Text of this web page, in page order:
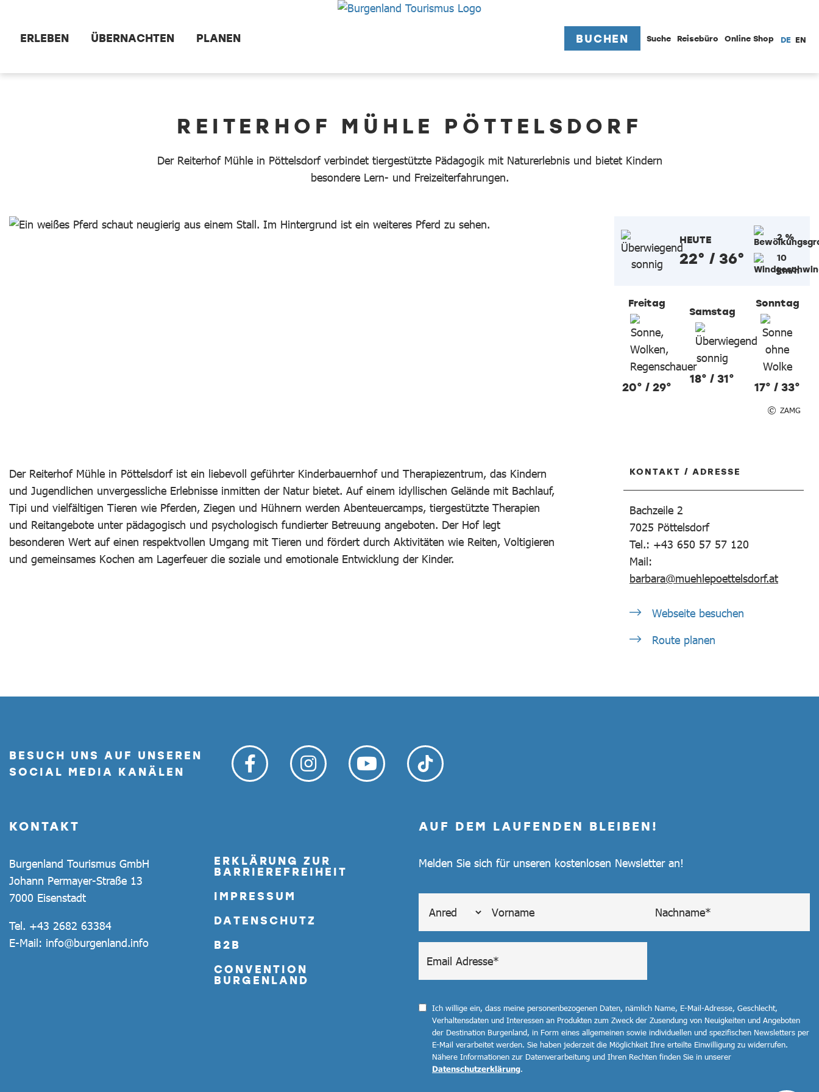
ERLEBEN ÜBERNACHTEN PLANEN BUCHEN Suche Reisebüro Online Shop DE EN
REITERHOF MÜHLE PÖTTELSDORF
Der Reiterhof Mühle in Pöttelsdorf verbindet tiergestützte Pädagogik mit Naturerlebnis und bietet Kindern
besondere Lern- und Freizeiterfahrungen.
HEUTE
22° / 36°
2 %
10
km/h
Freitag
20° / 29°
Samstag
18° / 31°
Sonntag
17° / 33°
ZAMG
Der Reiterhof Mühle in Pöttelsdorf ist ein liebevoll geführter Kinderbauernhof und Therapiezentrum, das Kindern
und Jugendlichen unvergessliche Erlebnisse inmitten der Natur bietet. Auf einem idyllischen Gelände mit Bachlauf,
Tipi und vielfältigen Tieren wie Pferden, Ziegen und Hühnern werden Abenteuercamps, tiergestützte Therapien
und Reitangebote unter pädagogisch und psychologisch fundierter Betreuung angeboten. Der Hof legt
besonderen Wert auf einen respektvollen Umgang mit Tieren und fördert durch Aktivitäten wie Reiten, Voltigieren
und gemeinsames Kochen am Lagerfeuer die soziale und emotionale Entwicklung der Kinder.
KONTAKT / ADRESSE
Bachzeile 2
7025 Pöttelsdorf
Tel.: +43 650 57 57 120
Mail:
barbara@muehlepoettelsdorf.at
Webseite besuchen
Route planen
BESUCH UNS AUF UNSEREN
SOCIAL MEDIA KANÄLEN
KONTAKT
Burgenland Tourismus GmbH
Johann Permayer-Straße 13
7000 Eisenstadt
Tel. +43 2682 63384
E-Mail: info@burgenland.info
ERKLÄRUNG ZUR
BARRIEREFREIHEIT
IMPRESSUM
DATENSCHUTZ
B2B
CONVENTION
BURGENLAND
AUF DEM LAUFENDEN BLEIBEN!
Melden Sie sich für unseren kostenlosen Newsletter an!
Ich willige ein, dass meine personenbezogenen Daten, nämlich Name, E-Mail-Adresse, Geschlecht,
Verhaltensdaten und Interessen an Produkten zum Zweck der Zusendung von Neuigkeiten und Angeboten
der Destination Burgenland, in Form eines allgemeinen sowie individuellen und spezifischen Newsletters per
E-Mail verarbeitet werden. Sie haben jederzeit die Möglichkeit Ihre erteilte Einwilligung zu widerrufen.
Nähere Informationen zur Datenverarbeitung und Ihren Rechten finden Sie in unserer
Datenschutzerklärung.